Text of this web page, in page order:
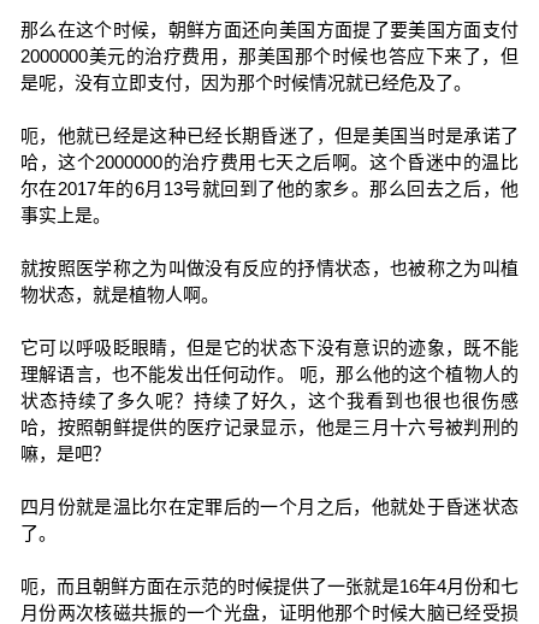
那么在这个时候，朝鲜方面还向美国方面提了要美国方面支付
2000000美元的治疗费用，那美国那个时候也答应下来了，但
是呢，没有立即支付，因为那个时候情况就已经危及了。
呃，他就已经是这种已经长期昏迷了，但是美国当时是承诺了
哈，这个2000000的治疗费用七天之后啊。这个昏迷中的温比
尔在2017年的6月13号就回到了他的家乡。那么回去之后，他
事实上是。
就按照医学称之为叫做没有反应的抒情状态，也被称之为叫植
物状态，就是植物人啊。
它可以呼吸眨眼睛，但是它的状态下没有意识的迹象，既不能
理解语言，也不能发出任何动作。 呃，那么他的这个植物人的
状态持续了多久呢？持续了好久，这个我看到也很也很伤感
哈，按照朝鲜提供的医疗记录显示，他是三月十六号被判刑的
嘛，是吧？
四月份就是温比尔在定罪后的一个月之后，他就处于昏迷状态
了。
呃，而且朝鲜方面在示范的时候提供了一张就是16年4月份和七
月份两次核磁共振的一个光盘，证明他那个时候大脑已经受损